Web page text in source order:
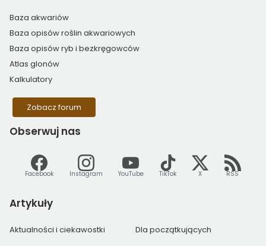
Baza akwariów
Baza opisów roślin akwariowych
Baza opisów ryb i bezkręgowców
Atlas glonów
Kalkulatory
Zobacz forum
Obserwuj nas
Facebook Instagram YouTube TikTok X RSS
Artykuły
Aktualności i ciekawostki Dla początkujących